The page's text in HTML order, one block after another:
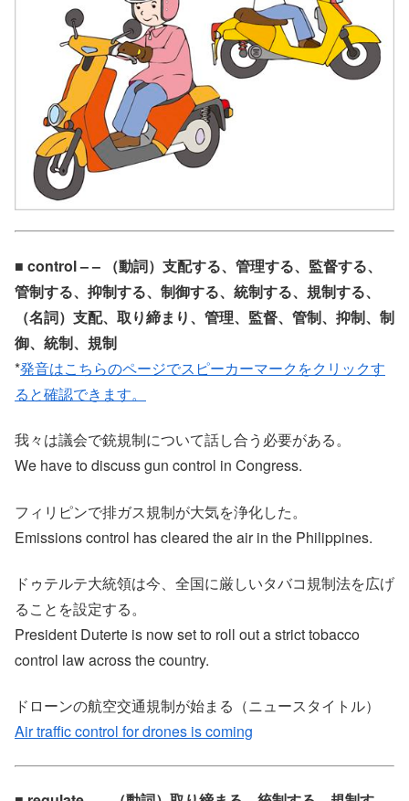
■ control – – （動詞）支配する、管理する、監督する、
管制する、抑制する、制御する、統制する、規制する、
（名詞）支配、取り締まり、管理、監督、管制、抑制、制
御、統制、規制
*発音はこちらのページでスピーカーマークをクリックす
ると確認できます。
我々は議会で銃規制について話し合う必要がある。
We have to discuss gun control in Congress.
フィリピンで排ガス規制が大気を浄化した。
Emissions control has cleared the air in the Philippines.
ドゥテルテ大統領は今、全国に厳しいタバコ規制法を広げ
ることを設定する。
President Duterte is now set to roll out a strict tobacco
control law across the country.
ドローンの航空交通規制が始まる（ニュースタイトル）
Air traffic control for drones is coming